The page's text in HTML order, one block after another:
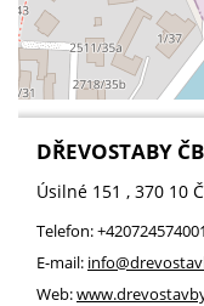
DŘEVOSTABY ČB
Úsilné 151 , 370 10
Telefon:+420724574001
E-mail:
Web: